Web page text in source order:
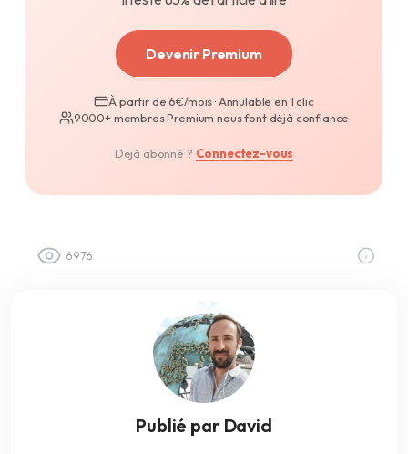
Devenir Premium
À partir de 6€/mois · Annulable en 1 clic
9000+ membres Premium nous font déjà confiance
Déjà abonné ? Connectez-vous
6976
Publié par David